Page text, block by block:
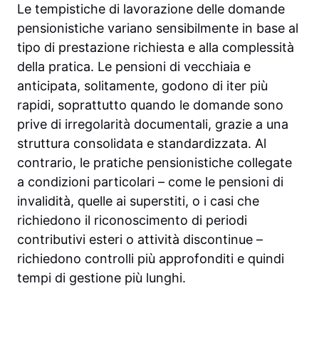
Le tempistiche di lavorazione delle domande
pensionistiche variano sensibilmente in base al
tipo di prestazione richiesta e alla complessità
della pratica. Le pensioni di vecchiaia e
anticipata, solitamente, godono di iter più
rapidi, soprattutto quando le domande sono
prive di irregolarità documentali, grazie a una
struttura consolidata e standardizzata. Al
contrario, le pratiche pensionistiche collegate
a condizioni particolari – come le pensioni di
invalidità, quelle ai superstiti, o i casi che
richiedono il riconoscimento di periodi
contributivi esteri o attività discontinue –
richiedono controlli più approfonditi e quindi
tempi di gestione più lunghi.